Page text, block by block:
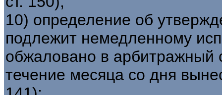
10) определение об
подлежит немедленному
обжаловано в арбитражный
течение месяца со дня